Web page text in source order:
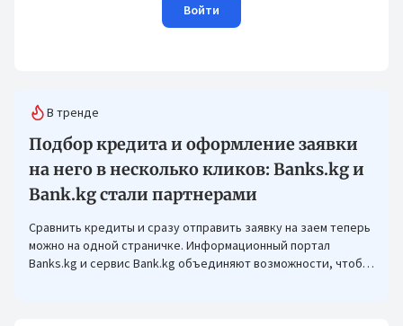
Войти
В тренде
Подбор кредита и оформление заявки
на него в несколько кликов: Banks.kg и
Bank.kg стали партнерами
Сравнить кредиты и сразу отправить заявку на заем теперь
можно на одной страничке. Информационный портал
Banks.kg и сервис Bank.kg объединяют возможности, чтобы